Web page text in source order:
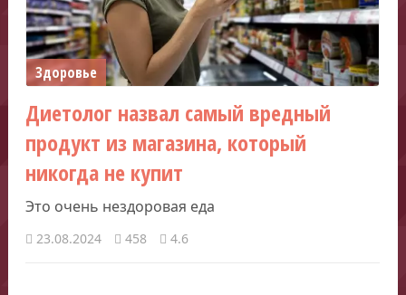
Здоровье
Диетолог назвал самый вредный
продукт из магазина, который
никогда не купит
Это очень нездоровая еда
23.08.2024 458 4.6